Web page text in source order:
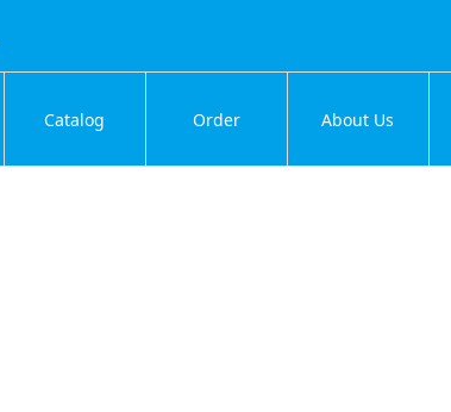
Catalog Order About Us